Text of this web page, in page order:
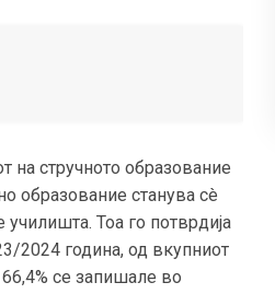
на стручното образование
образование станува сè
училишта. Тоа го потврдија
2024 година, од вкупниот
се запишале во